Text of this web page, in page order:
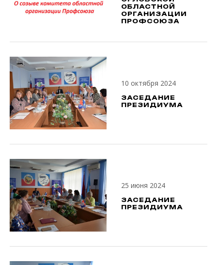
ОБЛАСТНОЙ
ОРГАНИЗАЦИИ
ПРОФСОЮЗА
10 октября 2024
ЗАСЕДАНИЕ
ПРЕЗИДИУМА
25 июня 2024
ЗАСЕДАНИЕ
ПРЕЗИДИУМА